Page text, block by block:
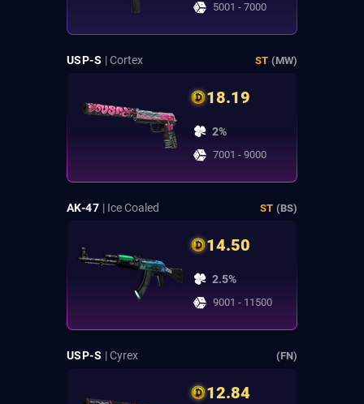
5001 - 7000
USP-S | Cortex ST (MW)
18.19
2%
7001 - 9000
AK-47 | Ice Coaled ST (BS)
14.50
2.5%
9001 - 11500
USP-S | Cyrex (FN)
12.84